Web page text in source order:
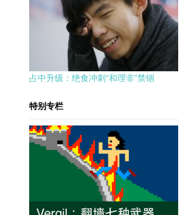
占中升级：绝食冲刺“和理非”禁锢
特别专栏